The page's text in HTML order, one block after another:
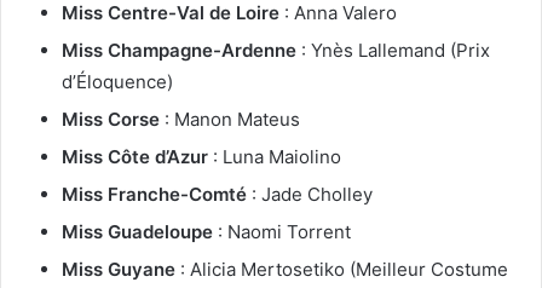
Miss Centre-Val de Loire : Anna Valero
Miss Champagne-Ardenne : Ynès Lallemand (Prix
d’Éloquence)
Miss Corse : Manon Mateus
Miss Côte d’Azur : Luna Maiolino
Miss Franche-Comté : Jade Cholley
Miss Guadeloupe : Naomi Torrent
Miss Guyane : Alicia Mertosetiko (Meilleur Costume